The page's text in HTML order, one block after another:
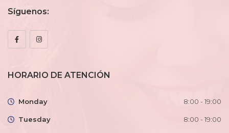
Síguenos:
HORARIO DE ATENCIÓN
Monday 8:00 - 19:00
Tuesday 8:00 - 19:00